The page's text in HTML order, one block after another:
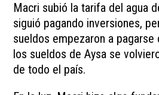
Macri subió la tarifa del agua
siguió pagando inversiones,
sueldos empezaron a
los sueldos de Aysa se
de todo el país.